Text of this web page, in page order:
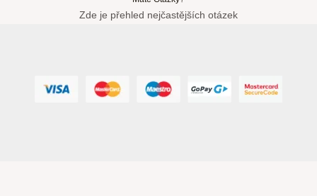
Zde je přehled nejčastějších otázek